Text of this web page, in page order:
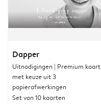
Dapper
Uitnodigingen | Premium kaart
met keuze uit 3
papierafwerkingen
Set van 10 kaarten